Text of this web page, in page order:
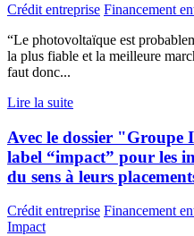
Crédit entreprise Financement
“Le photovoltaïque est
la plus fiable et la meilleure
faut donc...
Lire la suite
Avec le dossier
label “impact” pour les
du sens à leurs
Crédit entreprise Financement
Impact